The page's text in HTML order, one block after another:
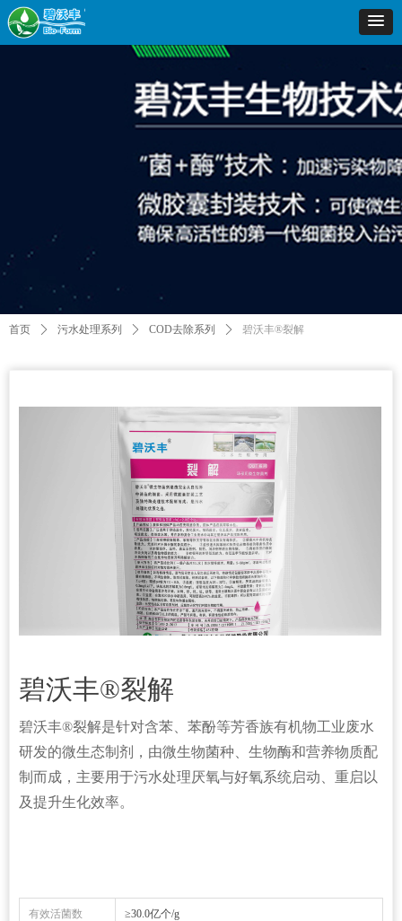
碧沃丰®裂解
碧沃丰®裂解是针对含苯、苯酚等芳香族有机物工业废水
研发的微生态制剂，由微生物菌种、生物酶和营养物质配
制而成，主要用于污水处理厌氧与好氧系统启动、重启以
及提升生化效率。
有效活菌数 ≥30.0亿个/g
首页 ꄲ 污水处理系列 ꄲ COD去除系列 ꄲ 碧沃丰®裂解